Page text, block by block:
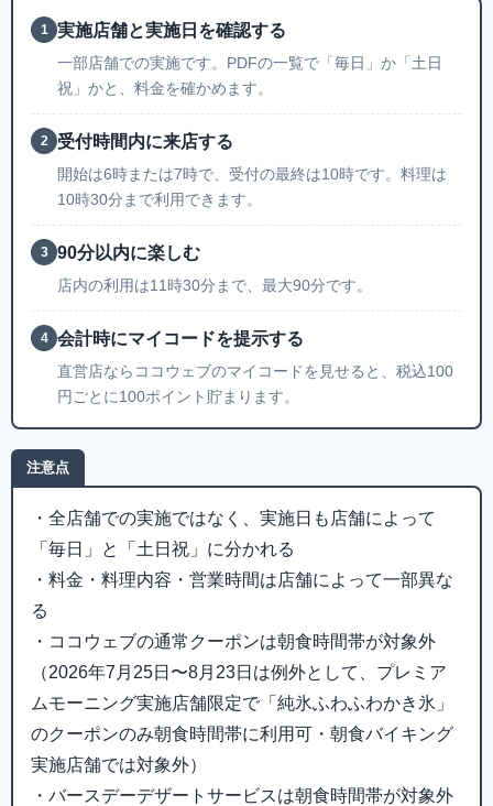
1 実施店舗と実施日を確認する
一部店舗での実施です。PDFの一覧で「毎日」か「土日
祝」かと、料金を確かめます。
2 受付時間内に来店する
開始は6時または7時で、受付の最終は10時です。料理は
10時30分まで利用できます。
3 90分以内に楽しむ
店内の利用は11時30分まで、最大90分です。
4 会計時にマイコードを提示する
直営店ならココウェブのマイコードを見せると、税込100
円ごとに100ポイント貯まります。
注意点
・全店舗での実施ではなく、実施日も店舗によって
「毎日」と「土日祝」に分かれる
・料金・料理内容・営業時間は店舗によって一部異な
る
・ココウェブの通常クーポンは朝食時間帯が対象外
（2026年7月25日〜8月23日は例外として、プレミア
ムモーニング実施店舗限定で「純氷ふわふわかき氷」
のクーポンのみ朝食時間帯に利用可・朝食バイキング
実施店舗では対象外）
・バースデーデザートサービスは朝食時間帯が対象外